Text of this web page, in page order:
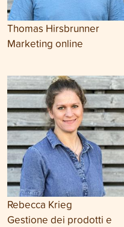
Thomas Hirsbrunner
Marketing online
Rebecca Krieg
Gestione dei prodotti e